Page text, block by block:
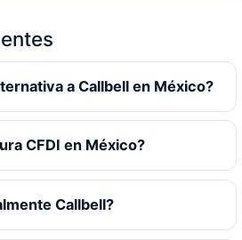
a Callbell en México?
CFDI en México?
Callbell?